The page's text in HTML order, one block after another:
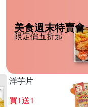
美食週末特賣會
限定價五折起
洋芋片
買1送1